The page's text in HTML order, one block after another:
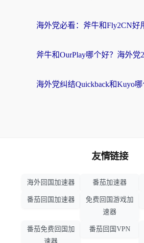
友情链接
海外回国加速器 番茄加速器
番茄回国加速器
免费回国游戏加
速器
番茄免费回国加
速器
番茄回国VPN